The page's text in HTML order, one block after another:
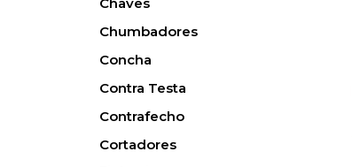
Chumbadores
Concha
Contra Testa
Contrafecho
Cortadores